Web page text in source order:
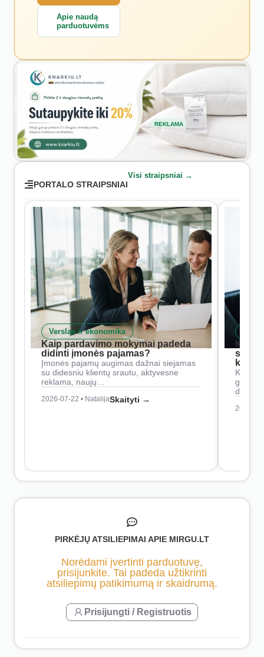
Apie naudą
parduotuvėms
REKLAMA
PORTALO STRAIPSNIAI
Visi straipsniai →
Verslas ir ekonomika
Kaip pardavimo mokymai padeda
didinti įmonės pajamas?
Įmonės pajamų augimas dažnai siejamas
su didesniu klientų srautu, aktyvesne
reklama, naujų…
2026-07-22 • NatalijaSkaityti →
Kaip
2026-
PIRKĖJŲ ATSILIEPIMAI APIE MIRGU.LT
Norėdami įvertinti parduotuvę,
prisijunkite. Tai padeda užtikrinti
atsiliepimų patikimumą ir skaidrumą.
Prisijungti / Registruotis